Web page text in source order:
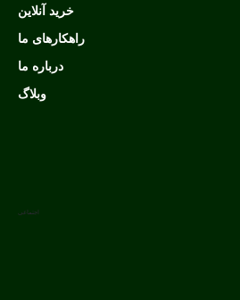
خرید آنلاین
راهکارهای ما
درباره ما
وبلاگ
اجتماعی